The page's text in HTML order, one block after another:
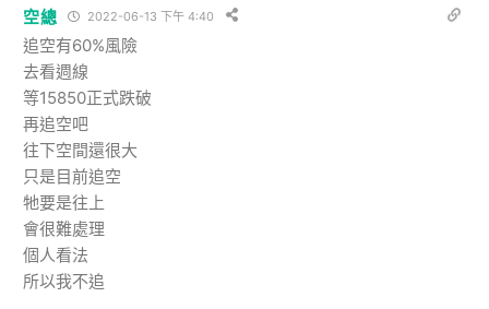
空總 2022-06-13 下午 4:40
追空有60%風險
去看週線
等15850正式跌破
再追空吧
往下空間還很大
只是目前追空
牠要是往上
會很難處理
個人看法
所以我不追